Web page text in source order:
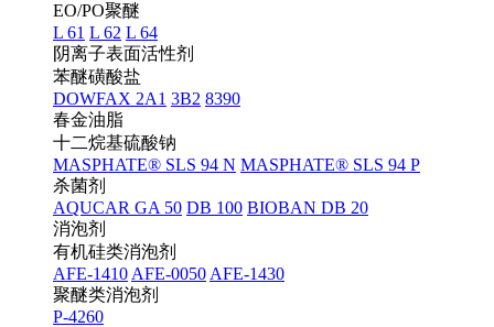
EO/PO聚醚
L 61 L 62 L 64
阴离子表面活性剂
苯醚磺酸盐
DOWFAX 2A1 3B2 8390
春金油脂
十二烷基硫酸钠
MASPHATE® SLS 94 N MASPHATE® SLS 94 P
杀菌剂
AQUCAR GA 50 DB 100 BIOBAN DB 20
消泡剂
有机硅类消泡剂
AFE-1410 AFE-0050 AFE-1430
聚醚类消泡剂
P-4260